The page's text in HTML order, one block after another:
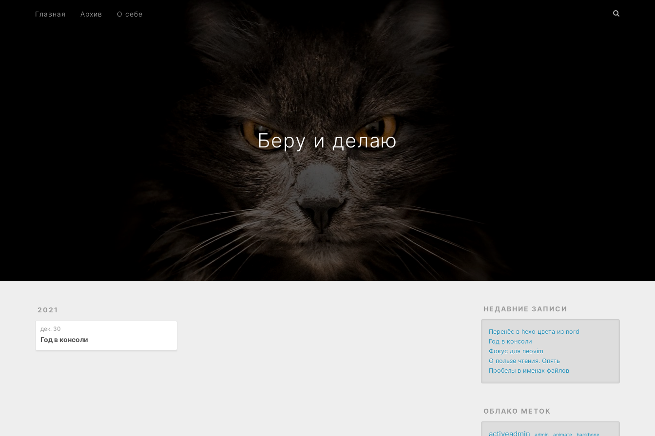
Беру и делаю
Главная Архив О себе
2021
дек. 30
Год в консоли
НЕДАВНИЕ ЗАПИСИ
Перенёс в hexo цвета из nord
Год в консоли
Фокус для neovim
О пользе чтения. Опять
Пробелы в именах файлов
ОБЛАКО МЕТОК
activeadmin admin animate backbone